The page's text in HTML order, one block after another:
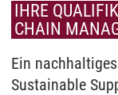
IHRE
CHAIN
Ein
Sustainable